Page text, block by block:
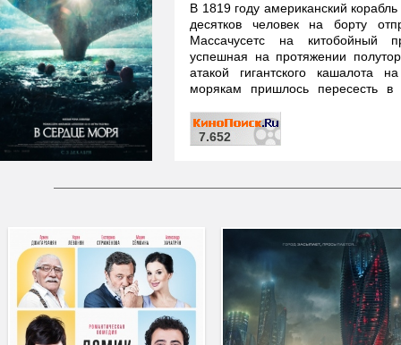
В 1819 году американский
десятков человек на борту
Массачусетс на китобойный
успешная на протяжении
атакой гигантского кашалота
морякам пришлось пересесть
7.652